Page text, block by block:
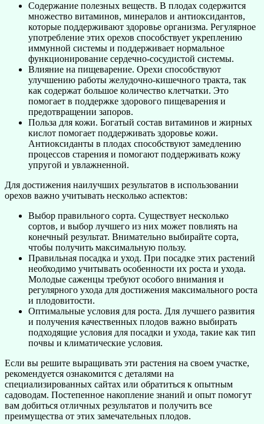
Содержание полезных веществ. В плодах содержится
множество витаминов, минералов и антиоксидантов,
которые поддерживают здоровье организма. Регулярное
употребление этих орехов способствует укреплению
иммунной системы и поддерживает нормальное
функционирование сердечно-сосудистой системы.
Влияние на пищеварение. Орехи способствуют
улучшению работы желудочно-кишечного тракта, так
как содержат большое количество клетчатки. Это
помогает в поддержке здорового пищеварения и
предотвращении запоров.
Польза для кожи. Богатый состав витаминов и жирных
кислот помогает поддерживать здоровье кожи.
Антиоксиданты в плодах способствуют замедлению
процессов старения и помогают поддерживать кожу
упругой и увлажненной.
Для достижения наилучших результатов в использовании
орехов важно учитывать несколько аспектов:
Выбор правильного сорта. Существует несколько
сортов, и выбор лучшего из них может повлиять на
конечный результат. Внимательно выбирайте сорта,
чтобы получить максимальную пользу.
Правильная посадка и уход. При посадке этих растений
необходимо учитывать особенности их роста и ухода.
Молодые саженцы требуют особого внимания и
регулярного ухода для достижения максимального роста
и плодовитости.
Оптимальные условия для роста. Для лучшего развития
и получения качественных плодов важно выбирать
подходящие условия для посадки и ухода, такие как тип
почвы и климатические условия.
Если вы решите выращивать эти растения на своем участке,
рекомендуется ознакомится с деталями на
специализированных сайтах или обратиться к опытным
садоводам. Постепенное накопление знаний и опыт помогут
вам добиться отличных результатов и получить все
преимущества от этих замечательных плодов.